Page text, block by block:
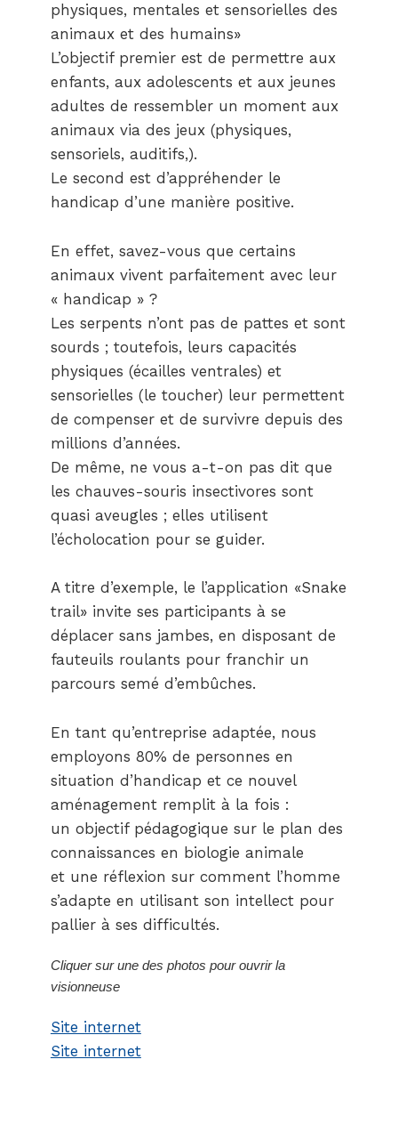
physiques, mentales et sensorielles des
animaux et des humains»
L’objectif premier est de permettre aux
enfants, aux adolescents et aux jeunes
adultes de ressembler un moment aux
animaux via des jeux (physiques,
sensoriels, auditifs,).
Le second est d’appréhender le
handicap d’une manière positive.
En effet, savez-vous que certains
animaux vivent parfaitement avec leur
« handicap » ?
Les serpents n’ont pas de pattes et sont
sourds ; toutefois, leurs capacités
physiques (écailles ventrales) et
sensorielles (le toucher) leur permettent
de compenser et de survivre depuis des
millions d’années.
De même, ne vous a-t-on pas dit que
les chauves-souris insectivores sont
quasi aveugles ; elles utilisent
l’écholocation pour se guider.
A titre d’exemple, le l’application «Snake
trail» invite ses participants à se
déplacer sans jambes, en disposant de
fauteuils roulants pour franchir un
parcours semé d’embûches.
En tant qu’entreprise adaptée, nous
employons 80% de personnes en
situation d’handicap et ce nouvel
aménagement remplit à la fois :
un objectif pédagogique sur le plan des
connaissances en biologie animale
et une réflexion sur comment l’homme
s’adapte en utilisant son intellect pour
pallier à ses difficultés.
Cliquer sur une des photos pour ouvrir la
visionneuse
Site internet
Site internet